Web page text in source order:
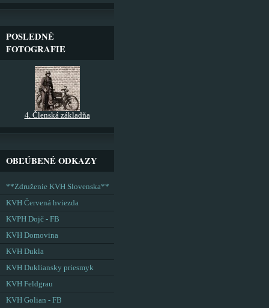
POSLEDNÉ
FOTOGRAFIE
4. Členská základňa
OBĽÚBENÉ ODKAZY
**Združenie KVH Slovenska**
KVH Červená hviezda
KVPH Dojč - FB
KVH Domovina
KVH Dukla
KVH Dukliansky priesmyk
KVH Feldgrau
KVH Golian - FB